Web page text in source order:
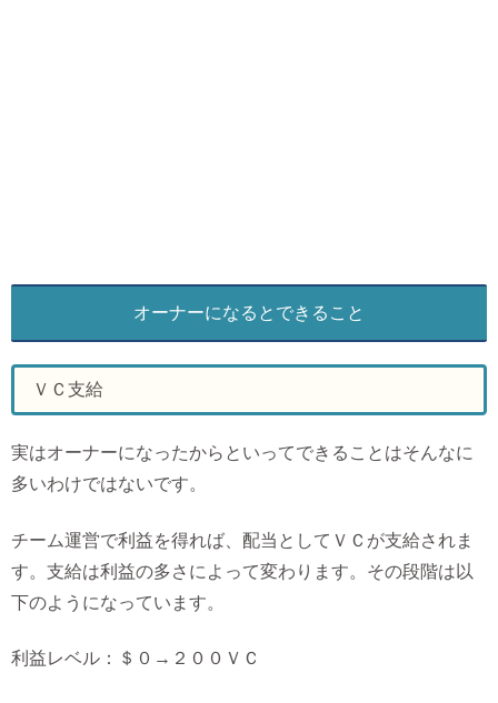
オーナーになるとできること
ＶＣ支給
実はオーナーになったからといってできることはそんなに
多いわけではないです。
チーム運営で利益を得れば、配当としてＶＣが支給されま
す。支給は利益の多さによって変わります。その段階は以
下のようになっています。
利益レベル：＄０→２００ＶＣ